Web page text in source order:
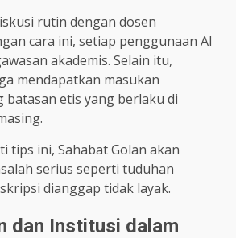
rutin dengan dosen
cara ini, setiap penggunaan AI
akademis. Selain itu,
mendapatkan masukan
batasan etis yang berlaku di
tips ini, Sahabat Golan akan
serius seperti tuduhan
dianggap tidak layak.
dan Institusi dalam